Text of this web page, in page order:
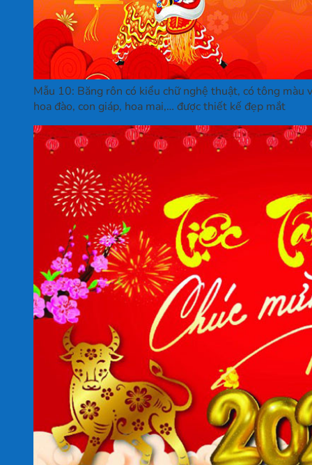
Mẫu 10: Băng rôn có kiểu chữ nghệ thuật, có tông màu
hoa đào, con giáp, hoa mai,… được thiết kế đẹp mắt